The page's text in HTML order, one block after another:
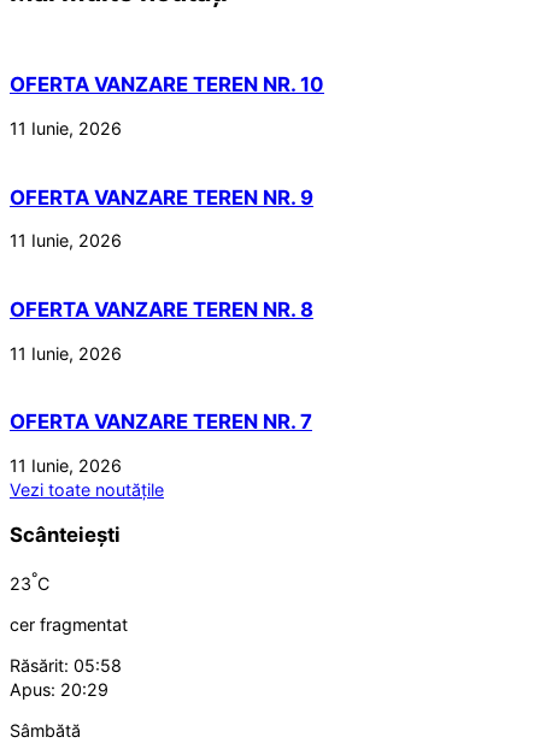
OFERTA VANZARE TEREN NR. 10
11 Iunie, 2026
OFERTA VANZARE TEREN NR. 9
11 Iunie, 2026
OFERTA VANZARE TEREN NR. 8
11 Iunie, 2026
OFERTA VANZARE TEREN NR. 7
11 Iunie, 2026
Vezi toate noutățile
Scânteiești
23°C
cer fragmentat
Răsărit: 05:58
Apus: 20:29
Sâmbătă